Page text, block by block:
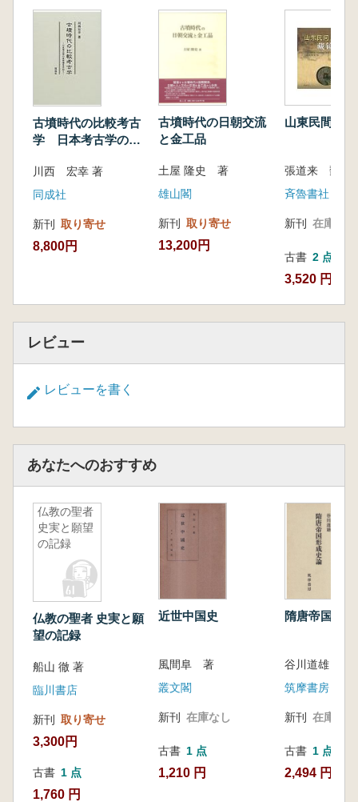
古墳時代の比較考古
学 日本考古学の未
川西 宏幸 著
同成社
新刊 取り寄せ
8,800円
古墳時代の日朝交流
と金工品
土屋 隆史 著
雄山閣
新刊 取り寄せ
13,200円
山東民間蔵鏡
張道来 魏傳
斉魯書社
新刊 在庫なし
古書 2 点
3,520 円~
レビュー
レビューを書く
あなたへのおすすめ
仏教の聖者
史実と願望
の記録
仏教の聖者 史実と願
望の記録
船山 徹 著
臨川書店
新刊 取り寄せ
3,300円
古書 1 点
1,760 円
近世中国史
風間阜 著
叢文閣
新刊 在庫なし
古書 1 点
1,210 円
隋唐帝国形
谷川道雄
筑摩書房
新刊 在庫なし
古書 1 点
2,494 円